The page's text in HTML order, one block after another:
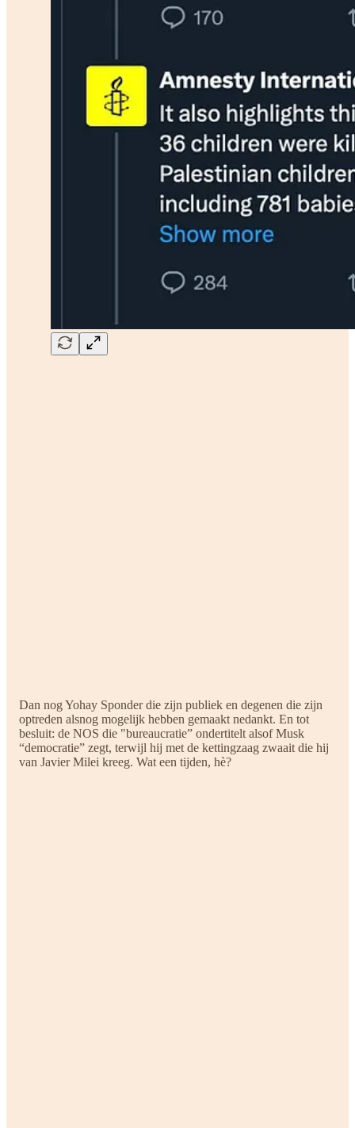
Dan nog Yohay Sponder die zijn publiek en degenen die zijn
optreden alsnog mogelijk hebben gemaakt nedankt. En tot
besluit: de NOS die "bureaucratie” ondertitelt alsof Musk
“democratie” zegt, terwijl hij met de kettingzaag zwaait die hij
van Javier Milei kreeg. Wat een tijden, hè?